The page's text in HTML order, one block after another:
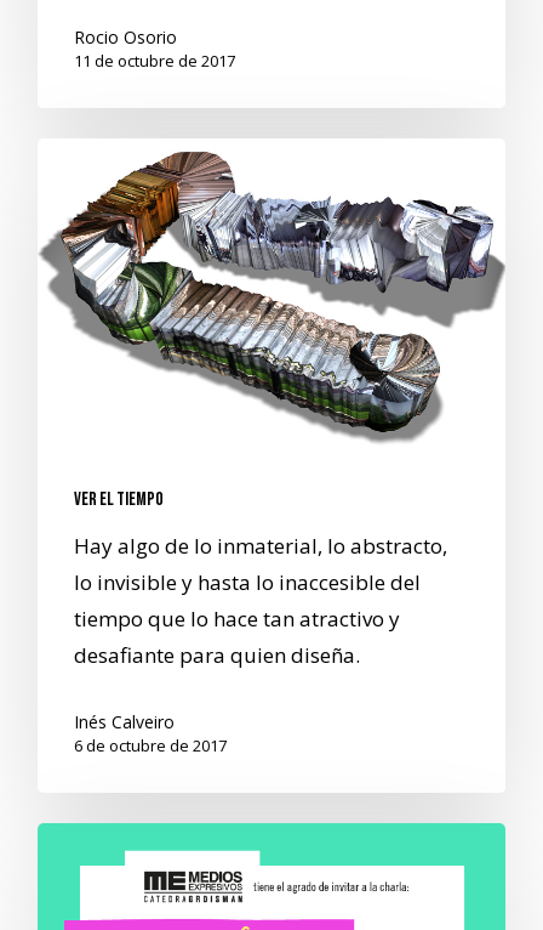
Rocio Osorio
11 de octubre de 2017
Ver el tiempo
Hay algo de lo inmaterial, lo abstracto,
lo invisible y hasta lo inaccesible del
tiempo que lo hace tan atractivo y
desafiante para quien diseña.
Inés Calveiro
6 de octubre de 2017